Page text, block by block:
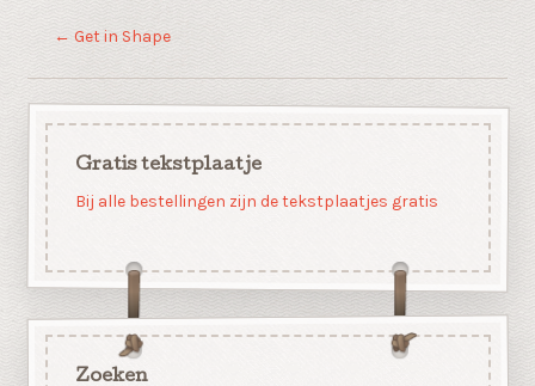
← Get in Shape
Gratis tekstplaatje
Bij alle bestellingen zijn de tekstplaatjes gratis
Zoeken